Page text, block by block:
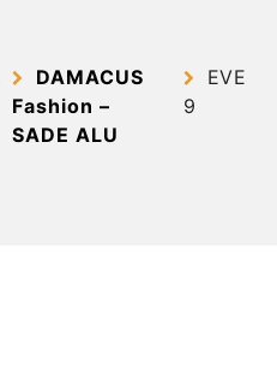
DAMACUS
Fashion –
SADE ALU
EVE
9